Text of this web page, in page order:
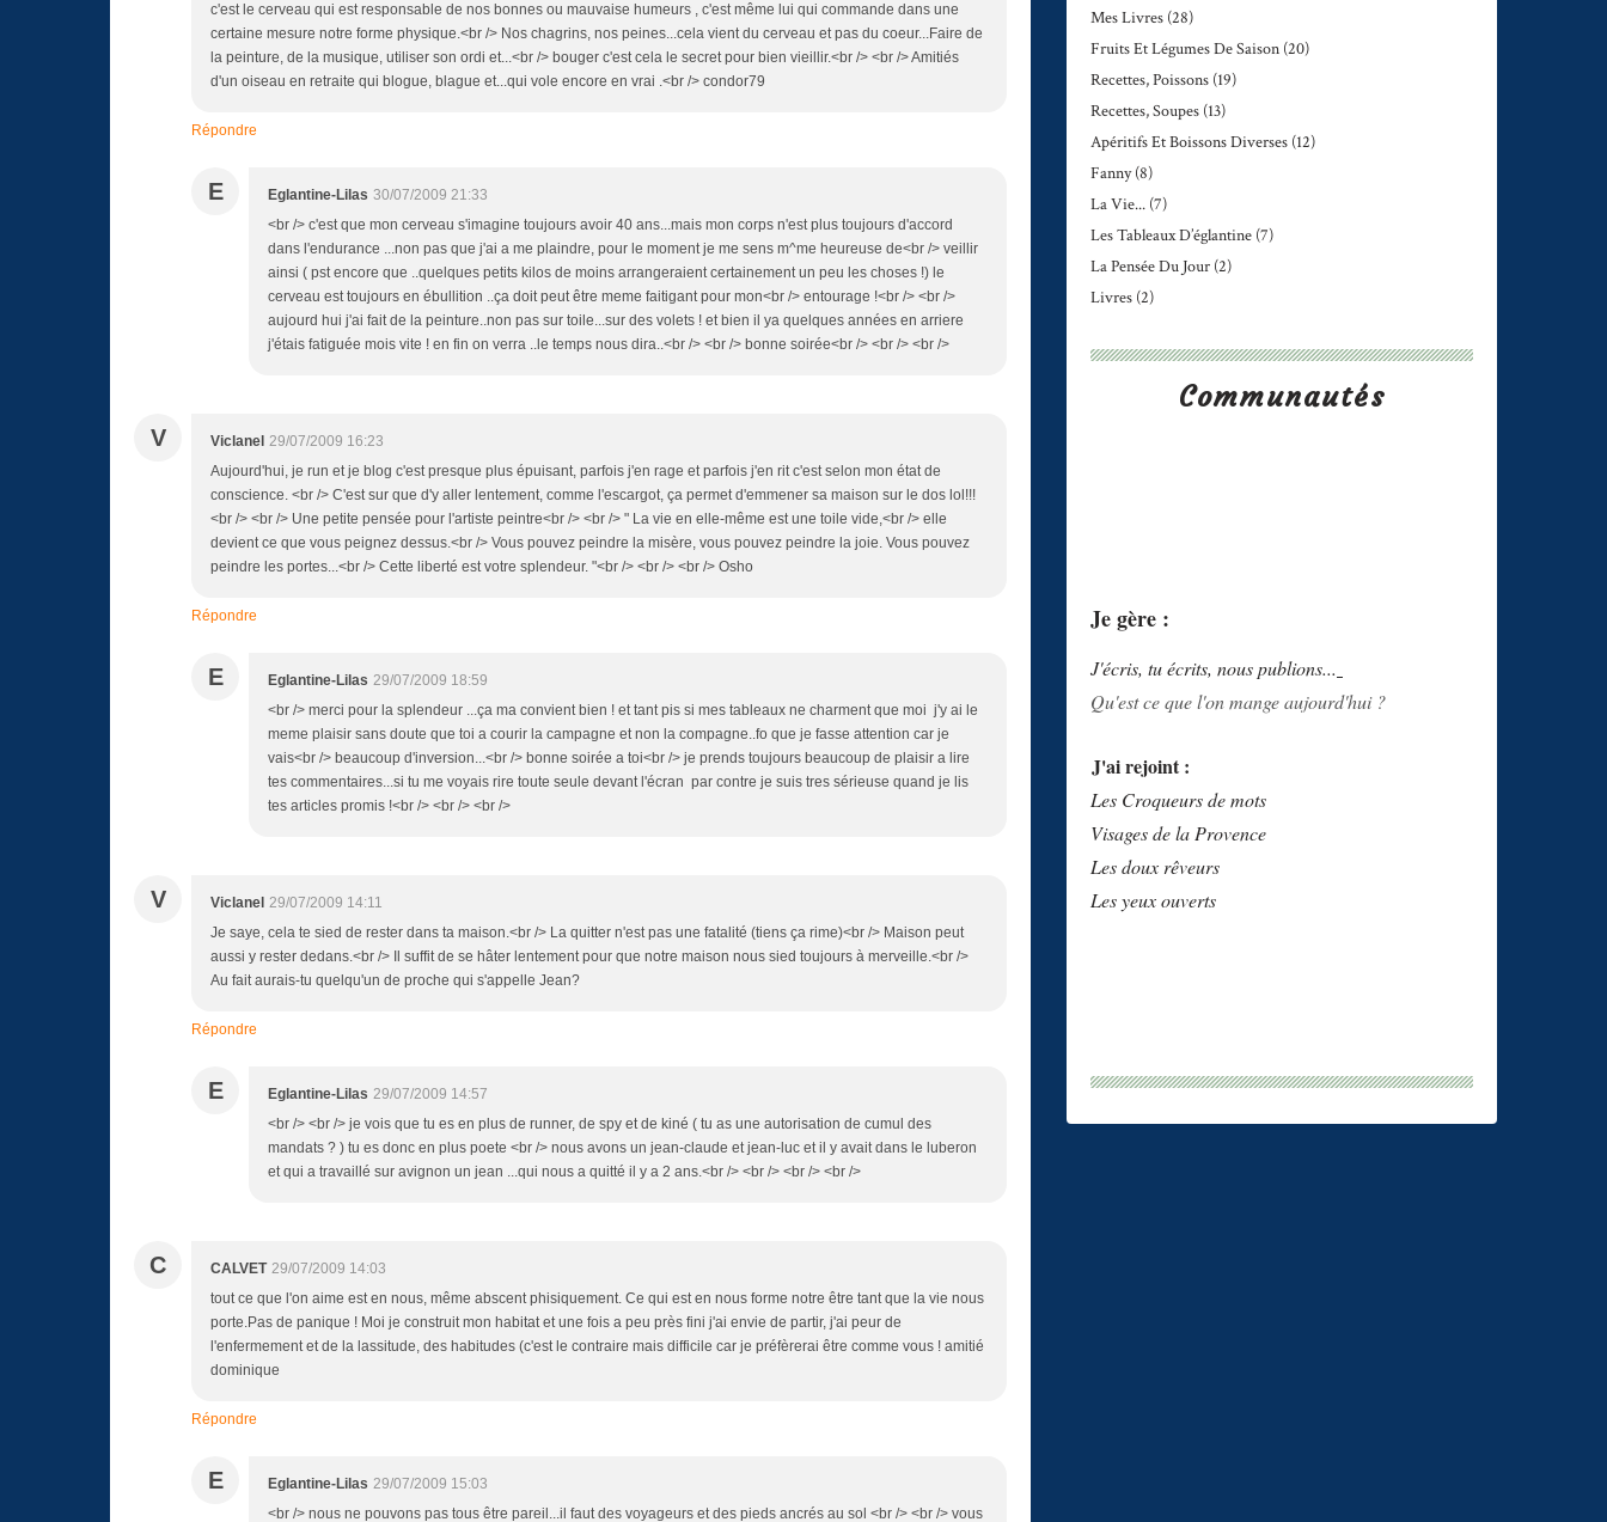
c'est le cerveau qui est responsable de nos bonnes ou mauvaise humeurs , c'est même lui qui commande dans une
certaine mesure notre forme physique.<br /> Nos chagrins, nos peines...cela vient du cerveau et pas du coeur...Faire de
la peinture, de la musique, utiliser son ordi et...<br /> bouger c'est cela le secret pour bien vieillir.<br /> <br /> Amitiés
d'un oiseau en retraite qui blogue, blague et...qui vole encore en vrai .<br /> condor79
Répondre
E Eglantine-Lilas 30/07/2009 21:33
<br /> c'est que mon cerveau s'imagine toujours avoir 40 ans...mais mon corps n'est plus toujours d'accord
dans l'endurance ...non pas que j'ai a me plaindre, pour le moment je me sens m^me heureuse de<br /> veillir
ainsi ( pst encore que ..quelques petits kilos de moins arrangeraient certainement un peu les choses !) le
cerveau est toujours en ébullition ..ça doit peut être meme faitigant pour mon<br /> entourage !<br /> <br />
aujourd hui j'ai fait de la peinture..non pas sur toile...sur des volets ! et bien il ya quelques années en arriere
j'étais fatiguée mois vite ! en fin on verra ..le temps nous dira..<br /> <br /> bonne soirée<br /> <br /> <br />
V Viclanel 29/07/2009 16:23
Aujourd'hui, je run et je blog c'est presque plus épuisant, parfois j'en rage et parfois j'en rit c'est selon mon état de
conscience. <br /> C'est sur que d'y aller lentement, comme l'escargot, ça permet d'emmener sa maison sur le dos lol!!!
<br /> <br /> Une petite pensée pour l'artiste peintre<br /> <br /> " La vie en elle-même est une toile vide,<br /> elle
devient ce que vous peignez dessus.<br /> Vous pouvez peindre la misère, vous pouvez peindre la joie. Vous pouvez
peindre les portes...<br /> Cette liberté est votre splendeur. "<br /> <br /> <br /> Osho
Répondre
E Eglantine-Lilas 29/07/2009 18:59
<br /> merci pour la splendeur ...ça ma convient bien ! et tant pis si mes tableaux ne charment que moi j'y ai le
meme plaisir sans doute que toi a courir la campagne et non la compagne..fo que je fasse attention car je
vais<br /> beaucoup d'inversion...<br /> bonne soirée a toi<br /> je prends toujours beaucoup de plaisir a lire
tes commentaires...si tu me voyais rire toute seule devant l'écran par contre je suis tres sérieuse quand je lis
tes articles promis !<br /> <br /> <br />
V Viclanel 29/07/2009 14:11
Je saye, cela te sied de rester dans ta maison.<br /> La quitter n'est pas une fatalité (tiens ça rime)<br /> Maison peut
aussi y rester dedans.<br /> Il suffit de se hâter lentement pour que notre maison nous sied toujours à merveille.<br />
Au fait aurais-tu quelqu'un de proche qui s'appelle Jean?
Répondre
E Eglantine-Lilas 29/07/2009 14:57
<br /> <br /> je vois que tu es en plus de runner, de spy et de kiné ( tu as une autorisation de cumul des
mandats ? ) tu es donc en plus poete <br /> nous avons un jean-claude et jean-luc et il y avait dans le luberon
et qui a travaillé sur avignon un jean ...qui nous a quitté il y a 2 ans.<br /> <br /> <br /> <br />
C CALVET 29/07/2009 14:03
tout ce que l'on aime est en nous, même abscent phisiquement. Ce qui est en nous forme notre être tant que la vie nous
porte.Pas de panique ! Moi je construit mon habitat et une fois a peu près fini j'ai envie de partir, j'ai peur de
l'enfermement et de la lassitude, des habitudes (c'est le contraire mais difficile car je préfèrerai être comme vous ! amitié
dominique
Répondre
E Eglantine-Lilas 29/07/2009 15:03
<br /> nous ne pouvons pas tous être pareil...il faut des voyageurs et des pieds ancrés au sol <br /> <br /> vous
Mes Livres (28)
Fruits Et Légumes De Saison (20)
Recettes, Poissons (19)
Recettes, Soupes (13)
Apéritifs Et Boissons Diverses (12)
Fanny(8)
La Vie... (7)
Les Tableaux D’églantine (7)
La Pensée Du Jour (2)
Livres (2)
Communautés
Je gère :
J'écris, tu écrits, nous publions...
Qu'est ce que l'on mange aujourd'hui ?
J'ai rejoint :
Les Croqueurs de mots
Visages de la Provence
Les doux rêveurs
Les yeux ouverts